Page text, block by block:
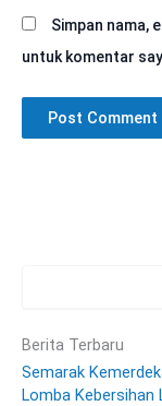
Simpan nama,
untuk komentar
Berita Terbaru
Semarak
Lomba Kebersihan